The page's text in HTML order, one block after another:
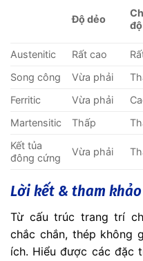
Độ dẻo
Austenitic Rất cao
Song công
Vừa phải
Ferritic
Vừa phải
Martensitic
Thấp
Kết tủa
đông cứng
Vừa phải
Lời kết & tham khảo
Từ cấu trúc trang trí
chắc chắn, thép không
ích. Hiểu được các đặc